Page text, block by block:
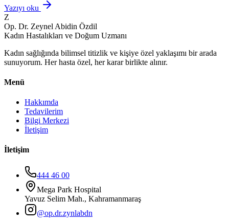
Yazıyı oku
Z
Op. Dr. Zeynel Abidin Özdil
Kadın Hastalıkları ve Doğum Uzmanı
Kadın sağlığında bilimsel titizlik ve kişiye özel yaklaşımı bir arada
sunuyorum. Her hasta özel, her karar birlikte alınır.
Menü
Hakkımda
Tedavilerim
Bilgi Merkezi
İletişim
İletişim
444 46 00
Mega Park Hospital
Yavuz Selim Mah., Kahramanmaraş
@op.dr.zynlabdn